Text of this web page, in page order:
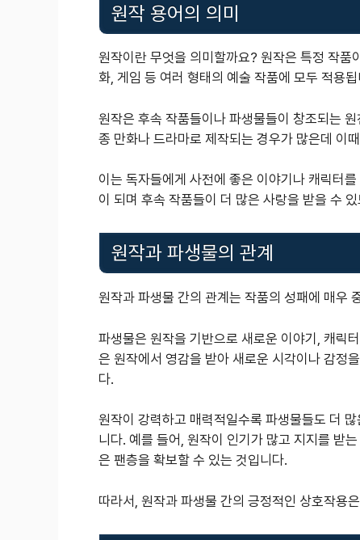
원작 용어의 의미
원작이란 무엇을 의미할까요? 원작은 특정 작품
화, 게임 등 여러 형태의 예술 작품에 모두 적용됩
원작은 후속 작품들이나 파생물들이 창조되는
종 만화나 드라마로 제작되는 경우가 많은데 이
이는 독자들에게 사전에 좋은 이야기나 캐릭터
이 되며 후속 작품들이 더 많은 사랑을 받을 수
원작과 파생물의 관계
원작과 파생물 간의 관계는 작품의 성패에 매우
파생물은 원작을 기반으로 새로운 이야기, 캐릭
은 원작에서 영감을 받아 새로운 시각이나 감정
다.
원작이 강력하고 매력적일수록 파생물들도 더
니다. 예를 들어, 원작이 인기가 많고 지지를 받
은 팬층을 확보할 수 있는 것입니다.
따라서, 원작과 파생물 간의 긍정적인 상호작용